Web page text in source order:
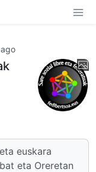
euskara
eta Oreretan